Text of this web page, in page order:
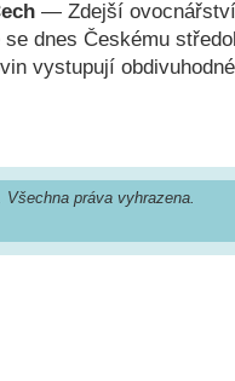
— Zdejší
se dnes Českému
vystupují
práva vyhrazena.